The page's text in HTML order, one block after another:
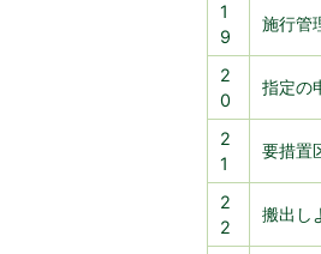
1
9
施行管
2
0
指定の
2
1
要措置
2
2
搬出し